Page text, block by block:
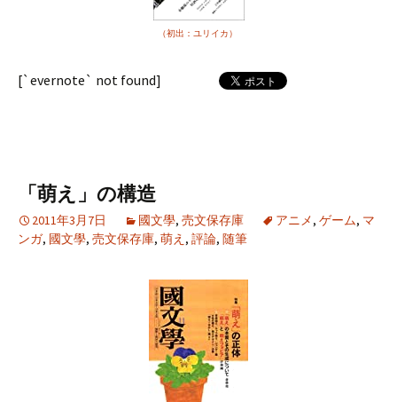
（初出：ユリイカ）
[`evernote` not found]
「萌え」の構造
2011年3月7日 國文學, 売文保存庫 アニメ, ゲーム, マ
ンガ, 國文學, 売文保存庫, 萌え , 評論, 随筆